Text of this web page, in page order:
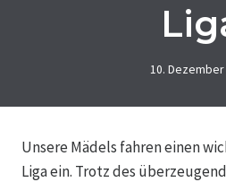
10. Dezember
Unsere Mädels fahren einen
Liga ein. Trotz des